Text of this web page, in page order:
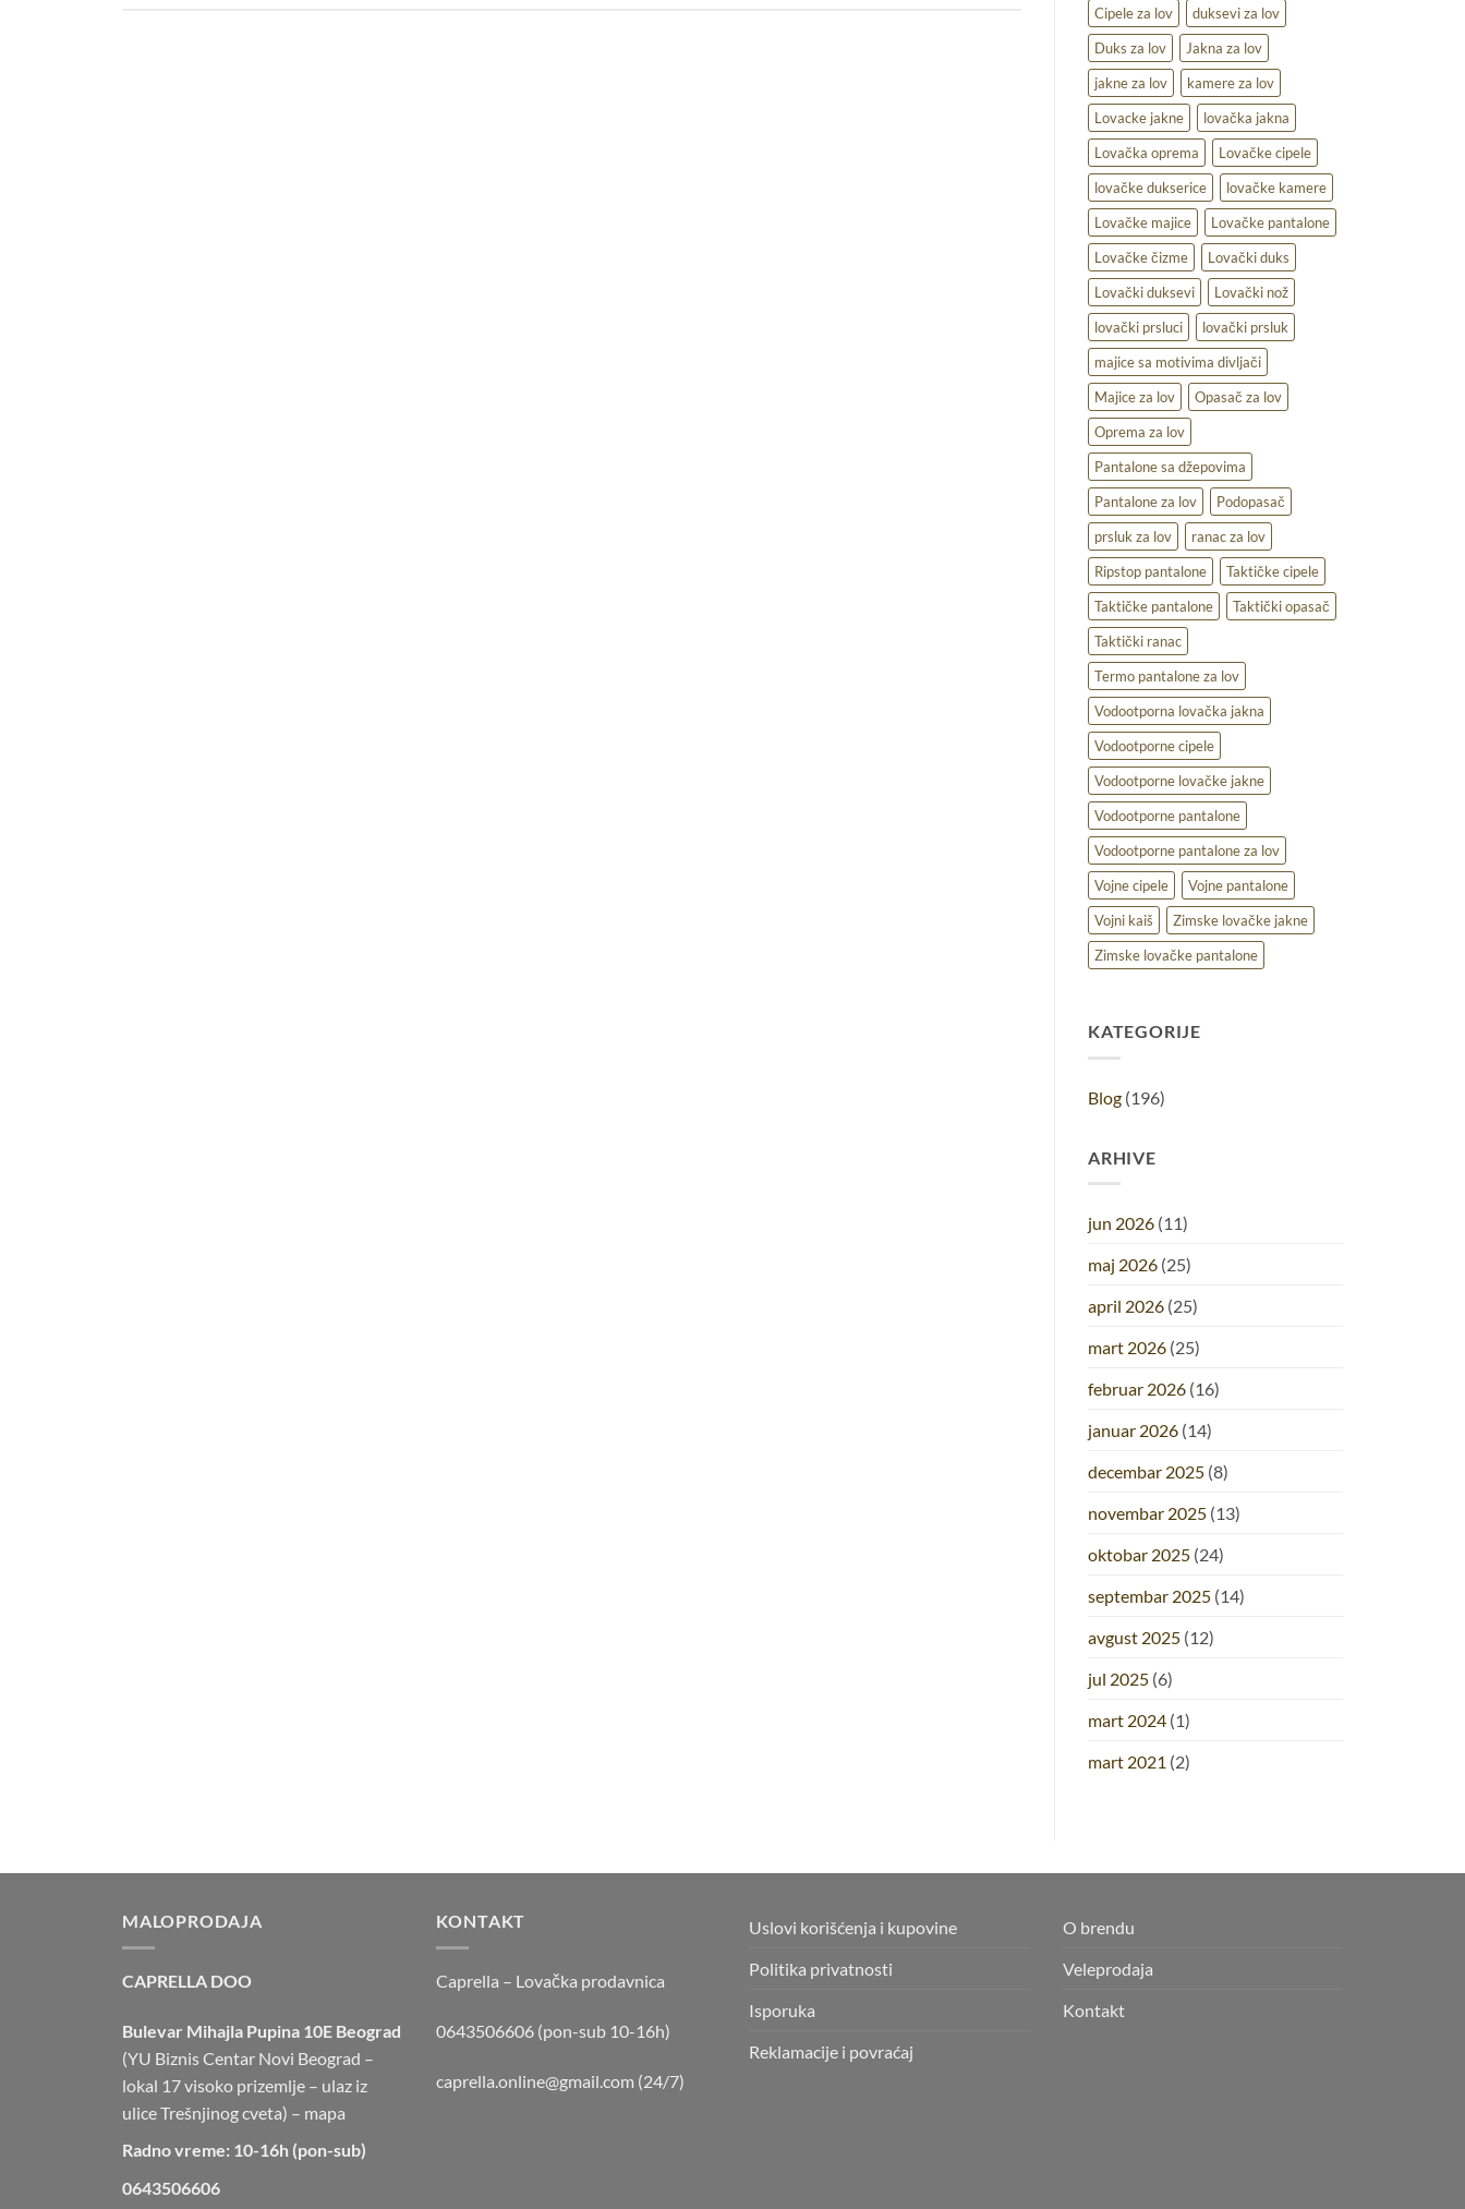
na
terenu
Cipele za lov
duksevi za lov
Duks za lov
Jakna za lov
jakne za lov
kamere za lov
Lovacke jakne
lovačka jakna
Lovačka oprema
Lovačke cipele
lovačke dukserice
lovačke kamere
Lovačke majice
Lovačke pantalone
Lovačke čizme
Lovački duks
Lovački duksevi
Lovački nož
lovački prsluci
lovački prsluk
majice sa motivima divljači
Majice za lov
Opasač za lov
Oprema za lov
Pantalone sa džepovima
Pantalone za lov
Podopasač
prsluk za lov
ranac za lov
Ripstop pantalone
Taktičke cipele
Taktičke pantalone
Taktički opasač
Taktički ranac
Termo pantalone za lov
Vodootporna lovačka jakna
Vodootporne cipele
Vodootporne lovačke jakne
Vodootporne pantalone
Vodootporne pantalone za lov
Vojne cipele
Vojne pantalone
Vojni kaiš
Zimske lovačke jakne
Zimske lovačke pantalone
KATEGORIJE
Blog (196)
ARHIVE
jun 2026 (11)
maj 2026 (25)
april 2026 (25)
mart 2026 (25)
februar 2026 (16)
januar 2026 (14)
decembar 2025 (8)
novembar 2025 (13)
oktobar 2025 (24)
septembar 2025 (14)
avgust 2025 (12)
jul 2025 (6)
mart 2024 (1)
mart 2021 (2)
MALOPRODAJA
CAPRELLA DOO
Bulevar Mihajla Pupina 10E Beograd
(YU Biznis Centar Novi Beograd –
lokal 17 visoko prizemlje – ulaz iz
ulice Trešnjinog cveta) – mapa
Radno vreme: 10-16h (pon-sub)
0643506606
KONTAKT
Caprella – Lovačka prodavnica
0643506606 (pon-sub 10-16h)
caprella.online@gmail.com (24/7)
Uslovi korišćenja i kupovine
Politika privatnosti
Isporuka
Reklamacije i povraćaj
O brendu
Veleprodaja
Kontakt